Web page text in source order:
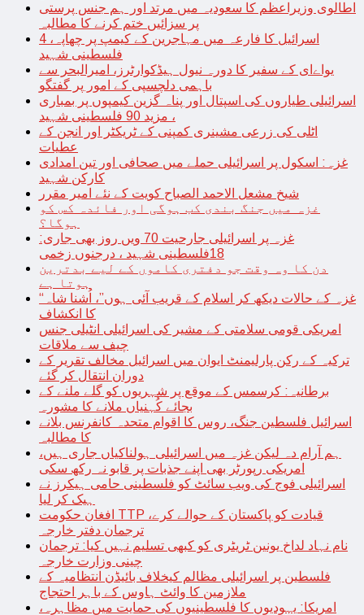
اطالوی وزیراعظم کا سعودیہ میں مرتد اور ہم جنس پرستی
پر سزائیں ختم کرنے کا مطالبہ
اسرائیل کا فارعہ میں مہاجرین کے کیمپ پر چھاپہ، 4
فلسطینی شہید
یواےای کے سفیر کا دورہ نیول ہیڈکوارٹرز، امیرالبحر سے
باہمی دلچسپی کے امور پر گفتگو
اسرائیلی طیاروں کی اسپتال اور پناہ گزین کیمپوں پر بمباری
، مزید 90 فلسطینی شہید
اٹلی کی زرعی مشینری کمپنی کے ٹریکٹر اور انجن کے
عطیات
غزہ: اسکول پر اسرائیلی حملے میں صحافی اور تین امدادی
کارکن شہید
شیخ مشعل الاحمد الصباح کویت کے نئے امیر مقرر
غزہ میں جنگ بندی کب ہوگی اور فائدہ کس کو
ہوگا؟
غزہ پر اسرائیلی جارحیت 70 ویں روز بھی جاری:
18فلسطینی شہید ، درجنوں زخمی
دن کا وہ وقت جو دفتری کاموں کے لیے بدترین
ہوتا ہے
“غزہ کے حالات دیکھ کر اسلام کے قریب آئی ہوں”، اُشنا شاہ
کا انکشاف
امریکی قومی سلامتی کے مشیر کی اسرائیلی انٹیلی جنس
چیف سے ملاقات
ترکیہ کے رکن پارلیمنٹ ایوان میں اسرائیل مخالف تقریر کے
دوران انتقال کر گئے
برطانیہ: کرسمس کے موقع پر شہریوں کو گلے ملنے کے
بجائے کُہنیاں ملانے کا مشورہ
اسرائیل فلسطین جنگ، روس کا اقوام متحدہ کانفرنس بلانے
کا مطالبہ
ہم آرام دہ لیکن غزہ میں اسرائیلی ہولناکیاں جاری ہیں،
امریکی رپورٹر بھی اپنے جذبات پر قابو نہ رکھ سکی
اسرائیلی فوج کی ویب سائٹ کو فلسطینی حامی ہیکرز نے
ہیک کر لیا
افغان حکومت TTP قیادت کو پاکستان کے حوالے کرے،
ترجمان دفتر خارجہ
نام نہاد لداخ یونین ٹریٹری کو کبھی تسلیم نہیں کیا: ترجمان
چینی وزارت خارجہ
فلسطین پر اسرائیلی مظالم کیخلاف بائیڈن انتظامیہ کے
ملازمین کا وائٹ ہاوس کے باہر احتجاج
امریکا: یہودیوں کا فلسطینیوں کی حمایت میں مظاہرہ،